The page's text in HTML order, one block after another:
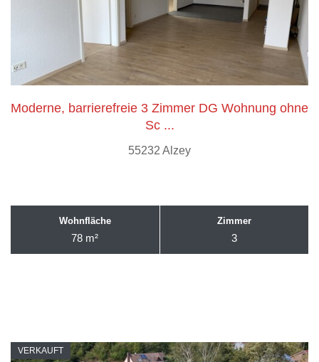
Moderne, barrierefreie 3 Zimmer DG Wohnung ohne
Sc ...
55232 Alzey
Wohnfläche
78 m²
Zimmer
3
VERKAUFT